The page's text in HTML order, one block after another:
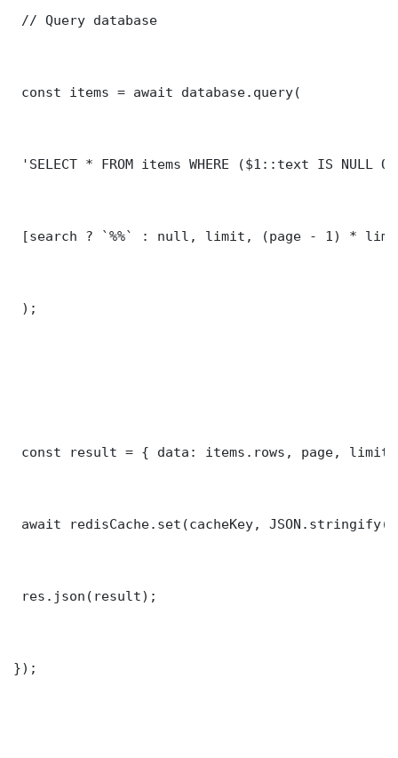
// Query database
const items = await database.query(
'SELECT * FROM items WHERE ($1::text IS NULL
[search ? `%%` : null, limit, (page - 1) *
);
const result = { data: items.rows, page,
await redisCache.set(cacheKey,
res.json(result);
});